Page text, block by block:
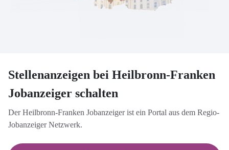
Stellenanzeigen bei Heilbronn-Franken
Jobanzeiger schalten
Der Heilbronn-Franken Jobanzeiger ist ein Portal aus dem Regio-
Jobanzeiger Netzwerk.